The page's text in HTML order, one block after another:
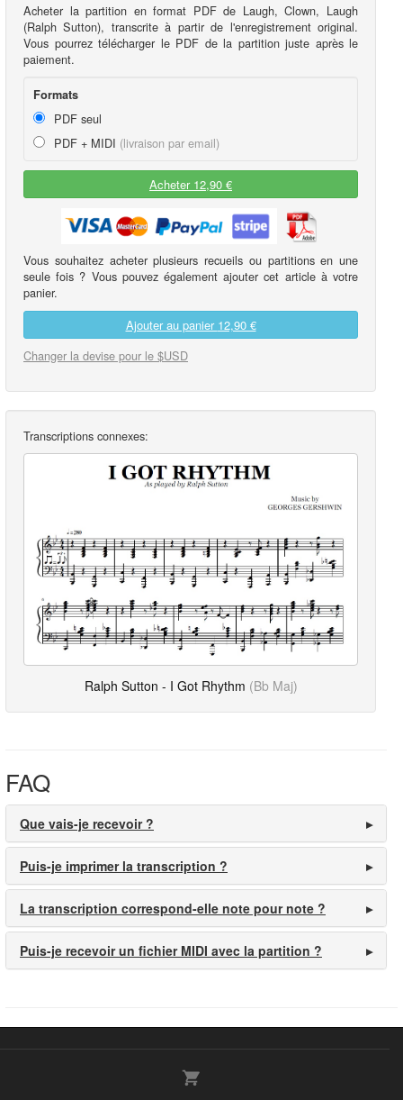
Acheter la partition en format PDF de Laugh, Clown, Laugh
(Ralph Sutton), transcrite à partir de l'enregistrement original.
Vous pourrez télécharger le PDF de la partition juste après le
paiement.
Formats
PDF seul
PDF + MIDI (livraison par email)
Acheter 12,90 €
Vous souhaitez acheter plusieurs recueils ou partitions en une
seule fois ? Vous pouvez également ajouter cet article à votre
panier.
Ajouter au panier 12,90 €
Changer la devise pour le $USD
Transcriptions connexes:
Ralph Sutton - I Got Rhythm (Bb Maj)
FAQ
Que vais-je recevoir ?
Puis-je imprimer la transcription ?
La transcription correspond-elle note pour note ?
Puis-je recevoir un fichier MIDI avec la partition ?